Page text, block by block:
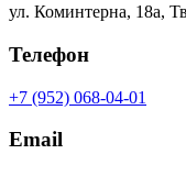
ул. Коминтерна, 18а,
Телефон
+7 (952) 068-04-01
Email